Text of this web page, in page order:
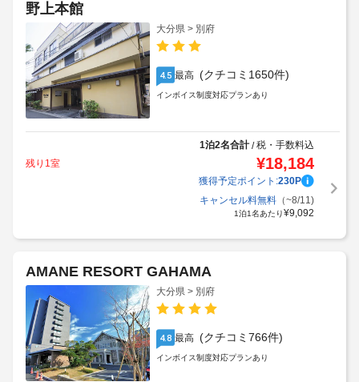
野上本館
大分県 > 別府
4.5 最高 (クチコミ1650件)
インボイス制度対応プランあり
1泊2名合計/税・手数料込
残り1室
¥18,184
獲得予定ポイント:230P
キャンセル料無料（~8/11)
1泊1名あたり¥9,092
AMANE RESORT GAHAMA
大分県 > 別府
4.8 最高 (クチコミ766件)
インボイス制度対応プランあり